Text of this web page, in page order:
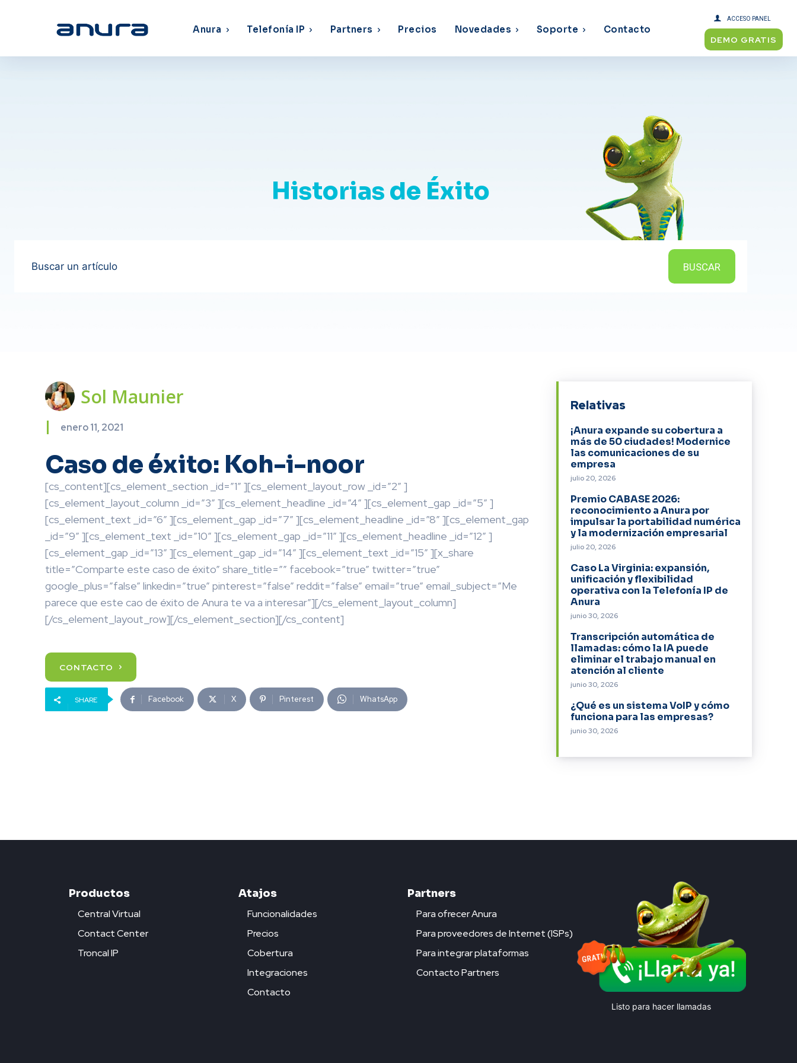
Anura Telefonía IP Partners Precios Novedades Soporte Contacto
ACCESO PANEL
DEMO GRATIS
Historias de Éxito
Buscar un artículo BUSCAR
Sol Maunier
enero 11, 2021
Caso de éxito: Koh-i-noor
[cs_content][cs_element_section _id=”1″ ][cs_element_layout_row _id=”2″ ]
[cs_element_layout_column _id=”3″ ][cs_element_headline _id=”4″ ][cs_element_gap _id=”5″ ]
[cs_element_text _id=”6″ ][cs_element_gap _id=”7″ ][cs_element_headline _id=”8″ ][cs_element_gap
_id=”9″ ][cs_element_text _id=”10″ ][cs_element_gap _id=”11″ ][cs_element_headline _id=”12″ ]
[cs_element_gap _id=”13″ ][cs_element_gap _id=”14″ ][cs_element_text _id=”15″ ][x_share
title=”Comparte este caso de éxito” share_title=”” facebook=”true” twitter=”true”
google_plus=”false” linkedin=”true” pinterest=”false” reddit=”false” email=”true” email_subject=”Me
parece que este cao de éxito de Anura te va a interesar”][/cs_element_layout_column]
[/cs_element_layout_row][/cs_element_section][/cs_content]
CONTACTO
SHARE Facebook X Pinterest WhatsApp
Relativas
¡Anura expande su cobertura a
más de 50 ciudades! Modernice
las comunicaciones de su
empresa
julio 20, 2026
Premio CABASE 2026:
reconocimiento a Anura por
impulsar la portabilidad numérica
y la modernización empresarial
julio 20, 2026
Caso La Virginia: expansión,
unificación y flexibilidad
operativa con la Telefonía IP de
Anura
junio 30, 2026
Transcripción automática de
llamadas: cómo la IA puede
eliminar el trabajo manual en
atención al cliente
junio 30, 2026
¿Qué es un sistema VoIP y cómo
funciona para las empresas?
junio 30, 2026
Productos
Central Virtual
Contact Center
Troncal IP
Atajos
Funcionalidades
Precios
Cobertura
Integraciones
Contacto
Partners
Para ofrecer Anura
Para proveedores de Internet (ISPs)
Para integrar plataformas
Contacto Partners
Listo para hacer llamadas